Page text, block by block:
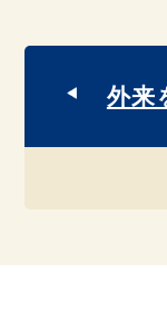
外来